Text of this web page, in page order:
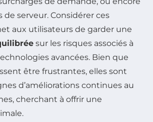
de serveur. Considérer ces
aux utilisateurs de garder une
sur les risques associés à
avancées. Bien que
être frustrantes, elles sont
d’améliorations continues au
cherchant à offrir une